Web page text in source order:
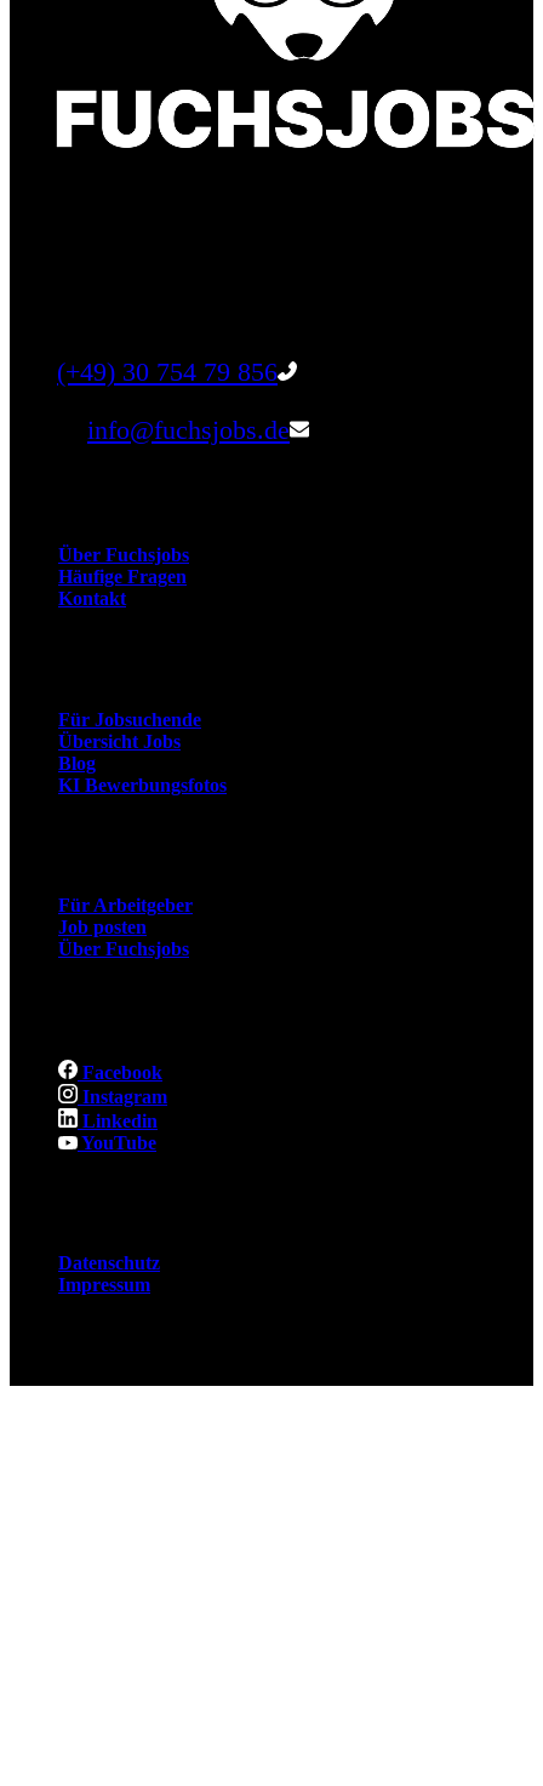
(+49) 30 754 79 856
info@fuchsjobs.de
Über Fuchsjobs
Häufige Fragen
Kontakt
Für Jobsuchende
Übersicht Jobs
Blog
KI Bewerbungsfotos
Für Arbeitgeber
Job posten
Über Fuchsjobs
Facebook
Instagram
Linkedin
YouTube
Datenschutz
Impressum